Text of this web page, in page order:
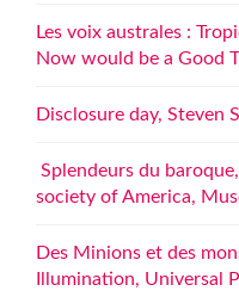
Les voix australes :
Now would be a Good
Disclosure day, Steven
Splendeurs du
society of America,
Des Minions et des
Illumination, Universal